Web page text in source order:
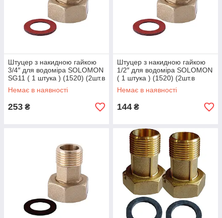
Штуцер з накидною гайкою
3/4″ для водоміра SOLOMON
SG11 ( 1 штука ) (1520) (2шт.в
коробці) (000001118)
Немає в наявності
253 ₴
Штуцер з накидною гайкою
1/2″ для водоміра SOLOMON
( 1 штука ) (1520) (2шт.в
коробці) (000001226)
Немає в наявності
144 ₴